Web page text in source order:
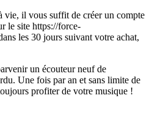
vie, il vous suffit de créer un compte
le site https://force-
les 30 jours suivant votre achat,
un écouteur neuf de
Une fois par an et sans limite de
profiter de votre musique !